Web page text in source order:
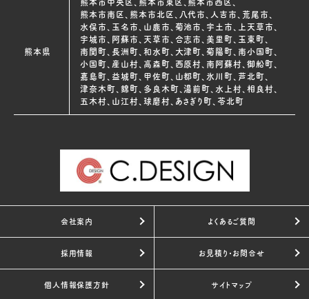
熊本県
熊本市南区、熊本市北区、八代市、人吉市、荒尾市、
水俣市、玉名市、山鹿市、菊池市、宇土市、上天草市、
宇城市、阿蘇市、天草市、合志市、美里町、玉東町、
南関町、長洲町、和水町、大津町、菊陽町、南小国町、
小国町、産山村、高森町、西原村、南阿蘇村、御船町、
嘉島町、益城町、甲佐町、山都町、氷川町、芦北町、
津奈木町、錦町、多良木町、湯前町、水上村、相良村、
五木村、山江村、球磨村、あさぎり町、苓北町
会社案内 よくあるご質問
採用情報 お見積り・お問合せ
個人情報保護方針 サイトマップ